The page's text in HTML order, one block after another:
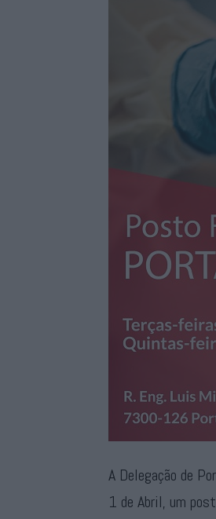
A Delegação de
1 de Abril, um